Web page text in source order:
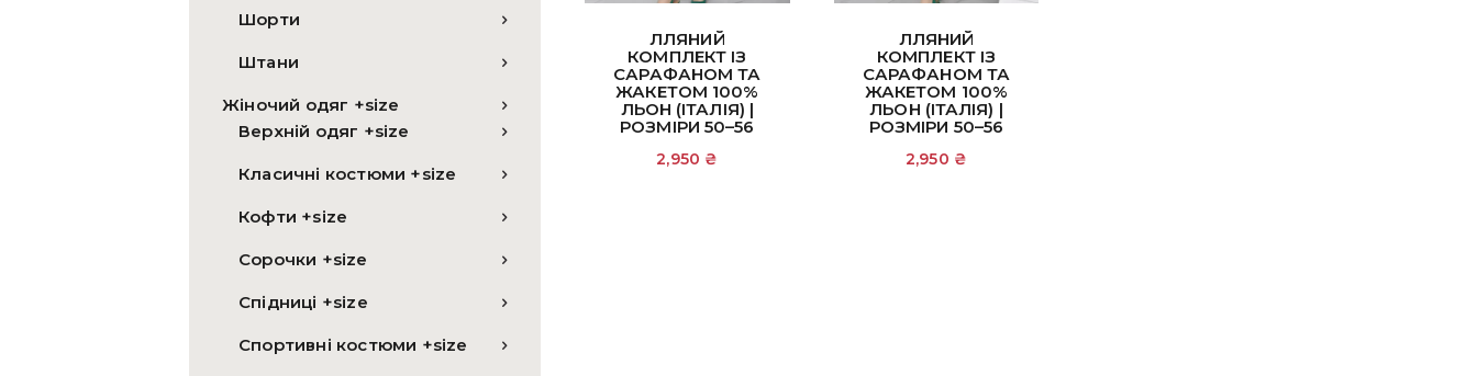
ЛЛЯНИЙ
КОМПЛЕКТ ІЗ
САРАФАНОМ ТА
ЖАКЕТОМ 100%
ЛЬОН (ІТАЛІЯ) |
РОЗМІРИ 50–56
2,950 ₴
ЛЛЯНИЙ
КОМПЛЕКТ ІЗ
САРАФАНОМ ТА
ЖАКЕТОМ 100%
ЛЬОН (ІТАЛІЯ) |
РОЗМІРИ 50–56
2,950 ₴
Шорти
Штани
Жіночий одяг +size
Верхній одяг +size
Класичні костюми +size
Кофти +size
Сорочки +size
Спідниці +size
Спортивні костюми +size